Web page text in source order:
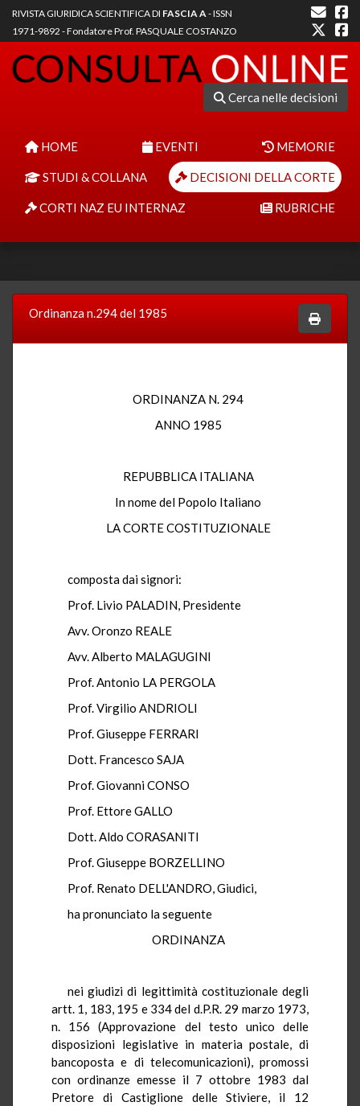
RIVISTA GIURIDICA SCIENTIFICA DI FASCIA A- ISSN
1971-9892 - Fondatore Prof. PASQUALE COSTANZO
Cerca nelle decisioni
HOME EVENTI MEMORIE
STUDI & COLLANA DECISIONI DELLA CORTE
CORTI NAZ EU INTERNAZ RUBRICHE
Ordinanza n.294 del 1985
ORDINANZA N. 294
ANNO 1985
REPUBBLICA ITALIANA
In nome del Popolo Italiano
LA CORTE COSTITUZIONALE
composta dai signori:
Prof. Livio PALADIN, Presidente
Avv. Oronzo REALE
Avv. Alberto MALAGUGINI
Prof. Antonio LA PERGOLA
Prof. Virgilio ANDRIOLI
Prof. Giuseppe FERRARI
Dott. Francesco SAJA
Prof. Giovanni CONSO
Prof. Ettore GALLO
Dott. Aldo CORASANITI
Prof. Giuseppe BORZELLINO
Prof. Renato DELL'ANDRO, Giudici,
ha pronunciato la seguente
ORDINANZA
nei giudizi di legittimità costituzionale degli
artt. 1, 183, 195 e 334 del d.P.R. 29 marzo 1973,
n. 156 (Approvazione del testo unico delle
disposizioni legislative in materia postale, di
bancoposta e di telecomunicazioni), promossi
con ordinanze emesse il 7 ottobre 1983 dal
Pretore di Castiglione delle Stiviere, il 12